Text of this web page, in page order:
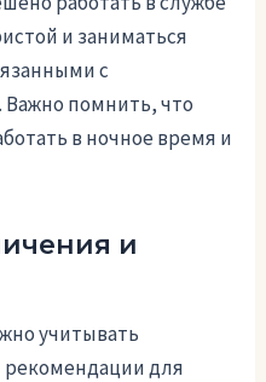
и заниматься
с
помнить, что
в ночное время и
и
учитывать
рекомендации для